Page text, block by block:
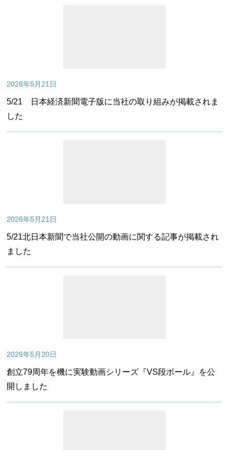
2026年5月21日
5/21 日本経済新聞電子版に当社の取り組みが掲載されま
した
2026年5月21日
5/21北日本新聞で当社公開の動画に関する記事が掲載され
ました
2026年5月20日
創立79周年を機に実験動画シリーズ『VS段ボール』を公
開しました